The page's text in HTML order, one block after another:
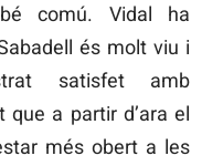
comú. Vidal ha
és molt viu i
satisfet amb
que a partir d’ara el
més obert a les